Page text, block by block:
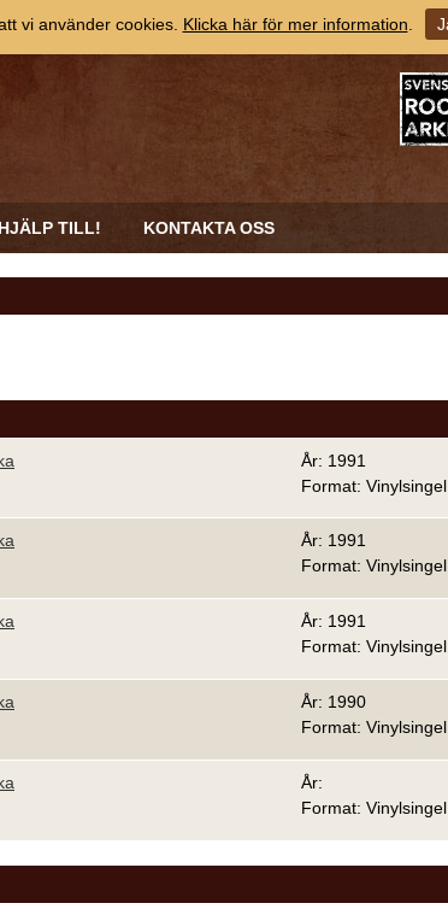
HJÄLP TILL! KONTAKTA OSS
År: 1991
Format: Vinylsingel
År: 1991
Format: Vinylsingel
År: 1991
Format: Vinylsingel
År: 1990
Format: Vinylsingel
År:
Format: Vinylsingel
vi använder cookies. Klicka här för mer information